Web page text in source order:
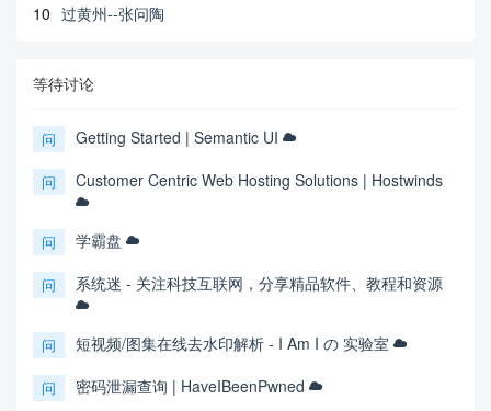
10 过黄州--张问陶
等待讨论
问 Getting Started | Semantic UI
问 Customer Centric Web Hosting Solutions | Hostwinds
问 学霸盘
问 系统迷 - 关注科技互联网，分享精品软件、教程和资源
问 短视频/图集在线去水印解析 - I Am I の 实验室
问 密码泄漏查询 | HaveIBeenPwned